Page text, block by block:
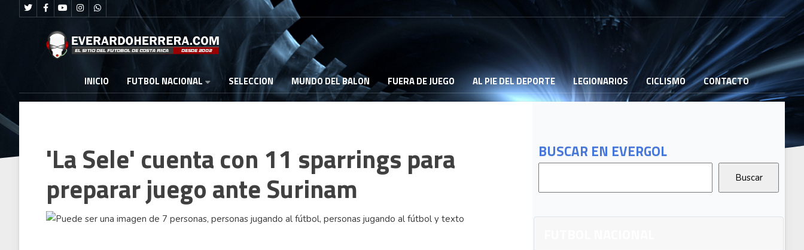
INICIO FUTBOL NACIONAL SELECCION MUNDO DEL BALON FUERA DE JUEGO AL PIE DEL DEPORTE LEGIONARIOS CICLISMO CONTACTO
BUSCAR EN EVERGOL
'La Sele' cuenta con 11 sparrings para
preparar juego ante Surinam